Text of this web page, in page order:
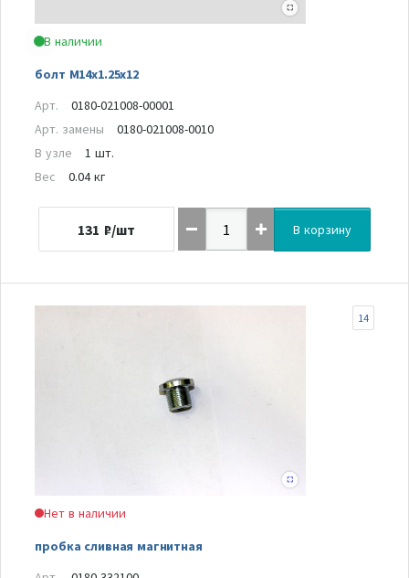
В наличии
болт M14x1.25x12
Арт.
0180-021008-00001
Арт. замены
0180-021008-0010
В узле
1 шт.
Вес
0.04 кг
131 ₽/шт В корзину
Нет в наличии
пробка сливная магнитная
14